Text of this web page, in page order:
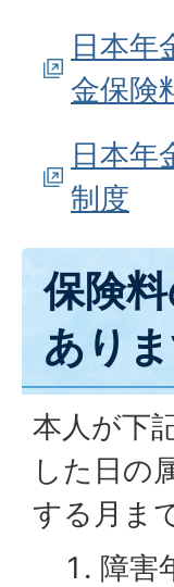
日本年
金保険
日本年
制度
保険
あり
本人が下
した日の
する月ま
障害